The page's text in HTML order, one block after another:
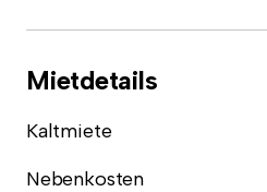
Mietdetails
Kaltmiete
Nebenkosten